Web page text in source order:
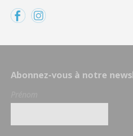
Abonnez-vous à notre